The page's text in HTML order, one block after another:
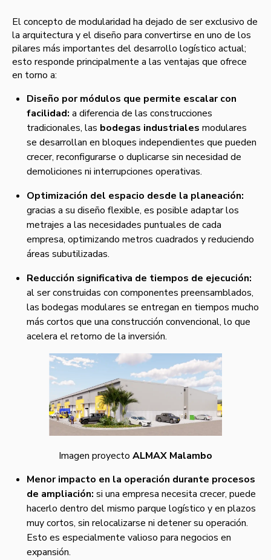
El concepto de modularidad ha dejado de ser exclusivo de
la arquitectura y el diseño para convertirse en uno de los
pilares más importantes del desarrollo logístico actual;
esto responde principalmente a las ventajas que ofrece
en torno a:
Diseño por módulos que permite escalar con
facilidad: a diferencia de las construcciones
tradicionales, las bodegas industriales modulares
se desarrollan en bloques independientes que pueden
crecer, reconfigurarse o duplicarse sin necesidad de
demoliciones ni interrupciones operativas.
Optimización del espacio desde la planeación:
gracias a su diseño flexible, es posible adaptar los
metrajes a las necesidades puntuales de cada
empresa, optimizando metros cuadrados y reduciendo
áreas subutilizadas.
Reducción significativa de tiempos de ejecución:
al ser construidas con componentes preensamblados,
las bodegas modulares se entregan en tiempos mucho
más cortos que una construcción convencional, lo que
acelera el retorno de la inversión.
Imagen proyecto ALMAX Malambo
Menor impacto en la operación durante procesos
de ampliación: si una empresa necesita crecer, puede
hacerlo dentro del mismo parque logístico y en plazos
muy cortos, sin relocalizarse ni detener su operación.
Esto es especialmente valioso para negocios en
expansión.